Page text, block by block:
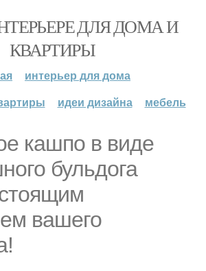
ДЛЯ ДОМА И
КВАРТИРЫ
интерьер для дома
идеи дизайна мебель
кашпо в виде
бульдога
вашего